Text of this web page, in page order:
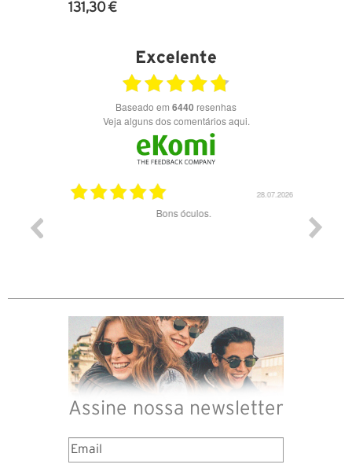
131,30 €
Excelente
Baseado em 6440 resenhas
Veja alguns dos comentários aqui.
28.07.2026
Bons óculos.
Assine nossa newsletter